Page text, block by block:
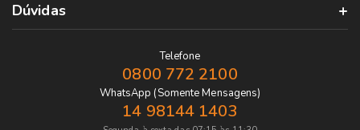
Dúvidas
Telefone
0800 772 2100
WhatsApp (Somente Mensagens)
14 98144 1403